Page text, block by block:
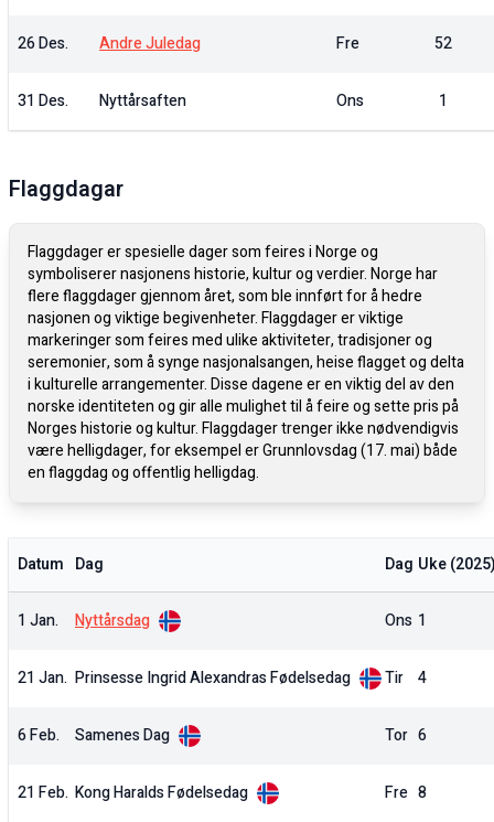
26 Des. Andre Juledag Fre 52
31 Des. Nyttårsaften Ons 1
Flaggdagar
Flaggdager er spesielle dager som feires i Norge og
symboliserer nasjonens historie, kultur og verdier. Norge har
flere flaggdager gjennom året, som ble innført for å hedre
nasjonen og viktige begivenheter. Flaggdager er viktige
markeringer som feires med ulike aktiviteter, tradisjoner og
seremonier, som å synge nasjonalsangen, heise flagget og delta
i kulturelle arrangementer. Disse dagene er en viktig del av den
norske identiteten og gir alle mulighet til å feire og sette pris på
Norges historie og kultur. Flaggdager trenger ikke nødvendigvis
være helligdager, for eksempel er Grunnlovsdag (17. mai) både
en flaggdag og offentlig helligdag.
Datum Dag Dag Uke (2025
1 Jan. Nyttårsdag Ons 1
21 Jan. Prinsesse Ingrid Alexandras Fødelsedag Tir 4
6 Feb. Samenes Dag Tor 6
21 Feb. Kong Haralds Fødelsedag Fre 8